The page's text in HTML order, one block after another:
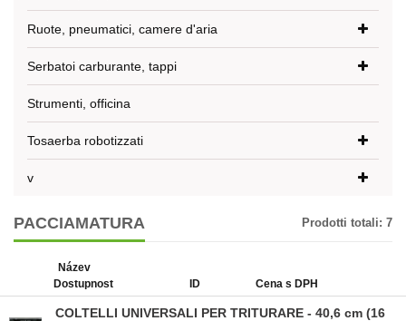
Ruote, pneumatici, camere d'aria
Serbatoi carburante, tappi
Strumenti, officina
Tosaerba robotizzati
v
PACCIAMATURA Prodotti totali: 7
Název
Dostupnost
ID Cena s DPH
COLTELLI UNIVERSALI PER TRITURARE - 40,6 cm (16